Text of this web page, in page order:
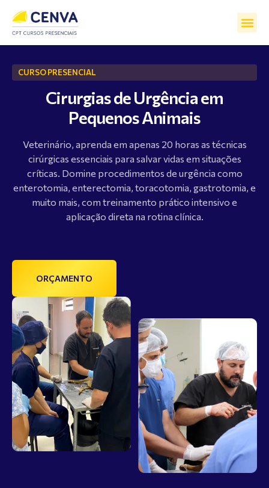
CURSO PRESENCIAL
Cirurgias de Urgência em
Pequenos Animais
Veterinário, aprenda em apenas 20 horas as técnicas
cirúrgicas essenciais para salvar vidas em situações
críticas. Domine procedimentos de urgência como
enterotomia, enterectomia, toracotomia, gastrotomia, e
muito mais, com treinamento prático intensivo e
aplicação direta na rotina clínica.
ORÇAMENTO